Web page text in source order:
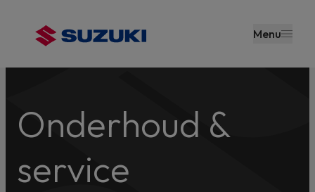
de inhoud
gaan
Menu
Onderhoud &
service